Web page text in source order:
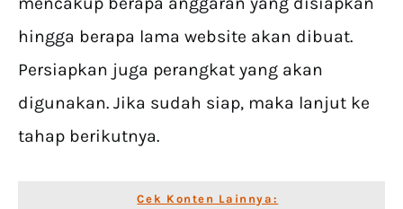
hingga berapa lama website akan dibuat.
Persiapkan juga perangkat yang akan
digunakan. Jika sudah siap, maka lanjut ke
tahap berikutnya.
Cek Konten Lainnya: